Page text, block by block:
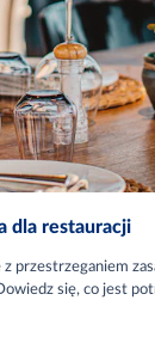
dla restauracji
przestrzeganiem
się, co jest